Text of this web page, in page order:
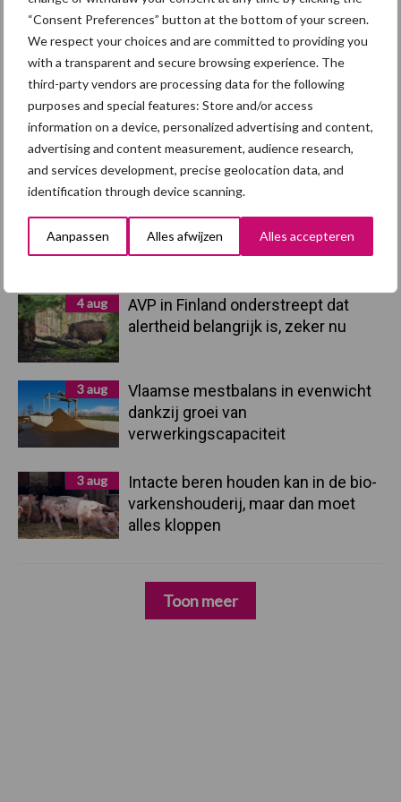
“Consent Preferences” button at the bottom of your screen.
We respect your choices and are committed to providing you
with a transparent and secure browsing experience. The
third-party vendors are processing data for the following
purposes and special features: Store and/or access
information on a device, personalized advertising and content,
advertising and content measurement, audience research,
and services development, precise geolocation data, and
identification through device scanning.
Aanpassen Alles afwijzen Alles accepteren
Primaire
Sidebar
Recent nieuws Partner nieuws
5 aug
“Vraag naar praktische
hygieneoplossingen is in Polen
groter dan ooit”
5 aug
Eliminatieprotocol voor
Mycoplasma hyopneumoniae
4 aug
AVP in Finland onderstreept dat
alertheid belangrijk is, zeker nu
3 aug
Vlaamse mestbalans in evenwicht
dankzij groei van
verwerkingscapaciteit
3 aug
Intacte beren houden kan in de bio-
varkenshouderij, maar dan moet
alles kloppen
Toon meer